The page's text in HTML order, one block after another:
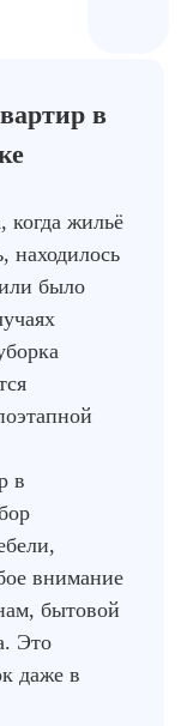
в
когда жильё
находилось
было
в
внимание
бытовой
Это
даже в